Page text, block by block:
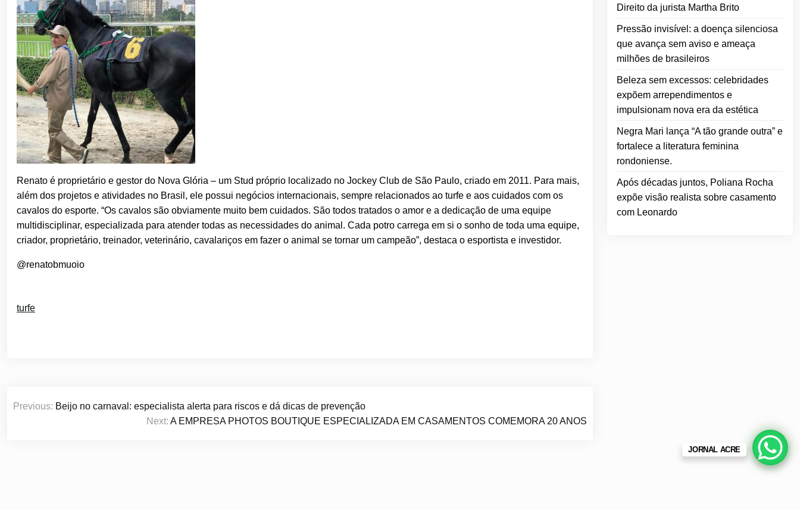
Renato é proprietário e gestor do Nova Glória – um Stud próprio localizado no Jockey Club de São Paulo, criado em 2011. Para mais,
além dos projetos e atividades no Brasil, ele possui negócios internacionais, sempre relacionados ao turfe e aos cuidados com os
cavalos do esporte. “Os cavalos são obviamente muito bem cuidados. São todos tratados o amor e a dedicação de uma equipe
multidisciplinar, especializada para atender todas as necessidades do animal. Cada potro carrega em si o sonho de toda uma equipe,
criador, proprietário, treinador, veterinário, cavalariços em fazer o animal se tornar um campeão”, destaca o esportista e investidor.
@renatobmuoio
turfe
de
Previous: Beijo no carnaval: especialista alerta para riscos e dá dicas de prevenção
Next: A EMPRESA PHOTOS BOUTIQUE ESPECIALIZADA EM CASAMENTOS COMEMORA 20 ANOS
Direito da jurista Martha Brito
Pressão invisível: a doença silenciosa
que avança sem aviso e ameaça
milhões de brasileiros
Beleza sem excessos: celebridades
expõem arrependimentos e
impulsionam nova era da estética
Negra Mari lança “A tão grande outra” e
fortalece a literatura feminina
rondoniense.
Após décadas juntos, Poliana Rocha
expõe visão realista sobre casamento
com Leonardo
JORNAL ACRE